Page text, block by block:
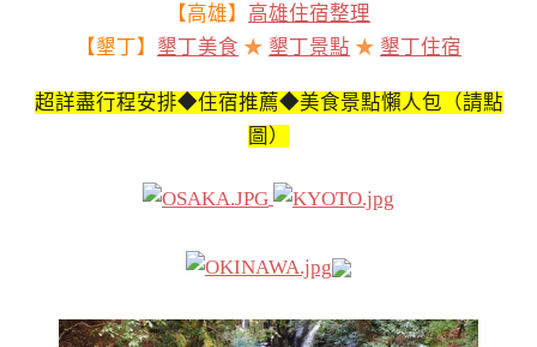
【高雄】 高雄住宿整理
【墾丁】 墾丁美食 ★ 墾丁景點 ★ 墾丁住宿
超詳盡行程安排◆住宿推薦◆美食景點懶人包（請點
圖）